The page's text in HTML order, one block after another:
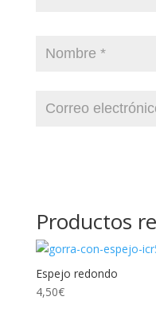
Productos
Espejo redondo
4,50€